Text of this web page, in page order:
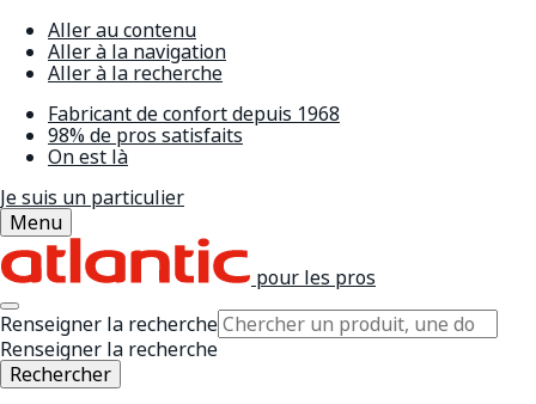
Aller au contenu
Aller à la navigation
Aller à la recherche
Fabricant de confort depuis 1968
98% de pros satisfaits
On est là
Je suis un particulier
Menu
pour les pros
Renseigner la recherche
Renseigner la recherche
Rechercher